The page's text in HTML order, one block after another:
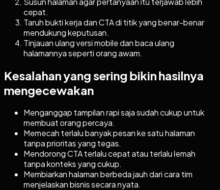
cepat.
Taruh bukti kerja dan CTA di titik yang benar-benar
mendukung keputusan.
Tinjauan ulang versi mobile dan baca ulang
halamannya seperti orang awam.
Kesalahan yang sering bikin hasilnya
mengecewakan
Menganggap tampilan rapi saja sudah cukup untuk
membuat orang percaya.
Memecah terlalu banyak pesan ke satu halaman
tanpa prioritas yang tegas.
Mendorong CTA terlalu cepat atau terlalu lemah
tanpa konteks yang cukup.
Membiarkan halaman berbeda jauh dari cara tim
menjelaskan bisnis secara nyata.